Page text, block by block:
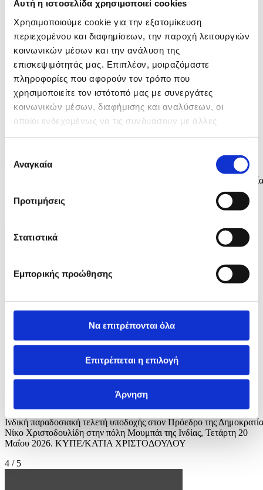
Αυτή η ιστοσελίδα χρησιμοποιεί cookies
Χρησιμοποιούμε cookie για την εξατομίκευση
περιεχομένου και διαφημίσεων, την παροχή λειτουργιών
κοινωνικών μέσων και την ανάλυση της
επισκεψιμότητάς μας. Επιπλέον, μοιραζόμαστε
πληροφορίες που αφορούν τον τρόπο που
χρησιμοποιείτε τον ιστότοπό μας με συνεργάτες
κοινωνικών μέσων, διαφήμισης και αναλύσεων, οι
οποίοι ενδεχομένως να τις συνδυάσουν με άλλες
των υπηρεσιών τους.
συγκατάθεσης
Αναγκαία
Προτιμήσεις
Στατιστικά
Εμπορικής προώθησης
Να επιτρέπονται όλα
Επιτρέπεται η επιλογή
Άρνηση
Ινδική παραδοσιακή τελετή υποδοχής στον Πρόεδρο της
Νίκο Χριστοδουλίδη στην πόλη Μουμπάι της Ινδίας, Τετάρτη 20
Μαΐου 2026. ΚΥΠΕ/ΚΑΤΙΑ ΧΡΙΣΤΟΔΟΥΛΟΥ
Ινδική παραδοσιακή τελετή υποδοχής στον Πρόεδρο της
Νίκο Χριστοδουλίδη στην πόλη Μουμπάι της Ινδίας, Τετάρτη 20
Μαΐου 2026. ΚΥΠΕ/ΚΑΤΙΑ ΧΡΙΣΤΟΔΟΥΛΟΥ
4 / 5